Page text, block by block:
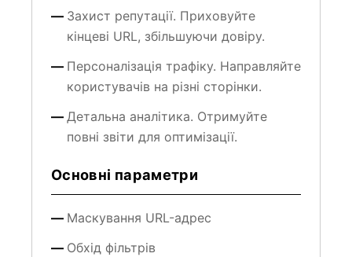
Захист репутації. Приховуйте
кінцеві URL, збільшуючи довіру.
Персоналізація трафіку. Направляйте
користувачів на різні сторінки.
Детальна аналітика. Отримуйте
повні звіти для оптимізації.
Основні параметри
Маскування URL-адрес
Обхід фільтрів